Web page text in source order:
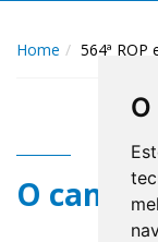
Home 564ª ROP
O